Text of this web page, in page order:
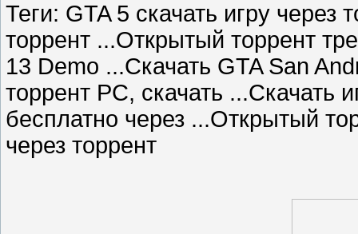
Теги: GTA 5 скачать игру через
торрент ...Открытый торрент
13 Demo ...Скачать GTA San
торрент PC, скачать ...Скачать
бесплатно через ...Открытый
через торрент